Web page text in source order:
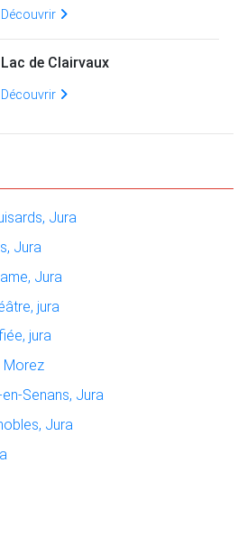
Découvrir
Lac de Clairvaux
Découvrir